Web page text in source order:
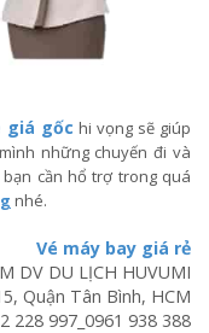
giá gốc hi vọng sẽ giúp
những chuyến đi và
cần hổ trợ trong quá
nhé.
Vé máy bay giá rẻ
DV DU LỊCH HUVUMI
Quận Tân Bình, HCM
228 997 0961 938 388